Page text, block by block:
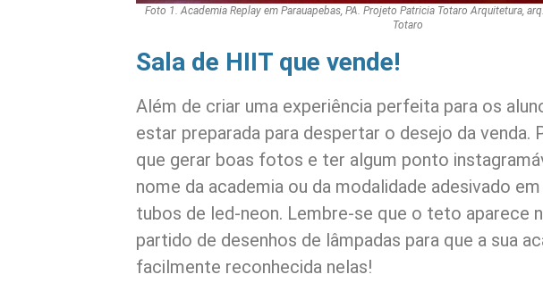
Foto 1. Academia Replay em Parauapebas, PA. Projeto Patricia Totaro Arquitetura,
Totaro
Sala de HIIT que vende!
Além de criar uma experiência perfeita para os
estar preparada para despertar o desejo da venda.
que gerar boas fotos e ter algum ponto
nome da academia ou da modalidade adesivado
tubos de led-neon. Lembre-se que o teto aparece
partido de desenhos de lâmpadas para que a sua
facilmente reconhecida nelas!